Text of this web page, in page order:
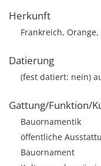
Herkunft
Frankreich, Orange,
Datierung
(fest datiert: nein)
Gattung/Funktion/
Bauornamentik
öffentliche
Bauornament